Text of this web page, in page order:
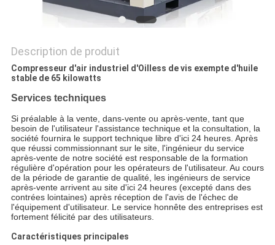
Description de produit
Compresseur d'air industriel d'Oilless de vis exempte d'huile
stable de 65 kilowatts
Services techniques
Si préalable à la vente, dans-vente ou après-vente, tant que
besoin de l'utilisateur l'assistance technique et la consultation, la
société fournira le support technique libre d'ici 24 heures. Après
que réussi commissionnant sur le site, l'ingénieur du service
après-vente de notre société est responsable de la formation
régulière d'opération pour les opérateurs de l'utilisateur. Au cours
de la période de garantie de qualité, les ingénieurs de service
après-vente arrivent au site d'ici 24 heures (excepté dans des
contrées lointaines) après réception de l'avis de l'échec de
l'équipement d'utilisateur. Le service honnête des entreprises est
fortement félicité par des utilisateurs.
Caractéristiques principales